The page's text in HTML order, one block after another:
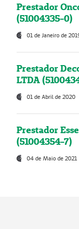
Prestador
(51004335-0)
01 de Janeiro de
Prestador
LTDA
01 de Abril de 2020
Prestador
(51004354-7)
04 de Maio de 2021